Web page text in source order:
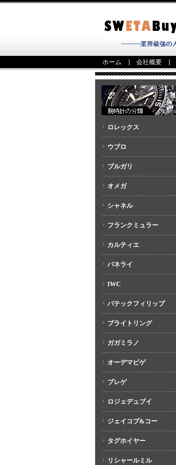
ホーム 会社概要
ロレックス
ウブロ
ブルガリ
オメガ
シャネル
フランクミュラー
カルティエ
パネライ
IWC
パテックフィリップ
ブライトリング
ガガミラノ
オーデマピゲ
ブレゲ
ロジェデュブイ
ジェイコブ&コー
タグホイヤー
リシャールミル